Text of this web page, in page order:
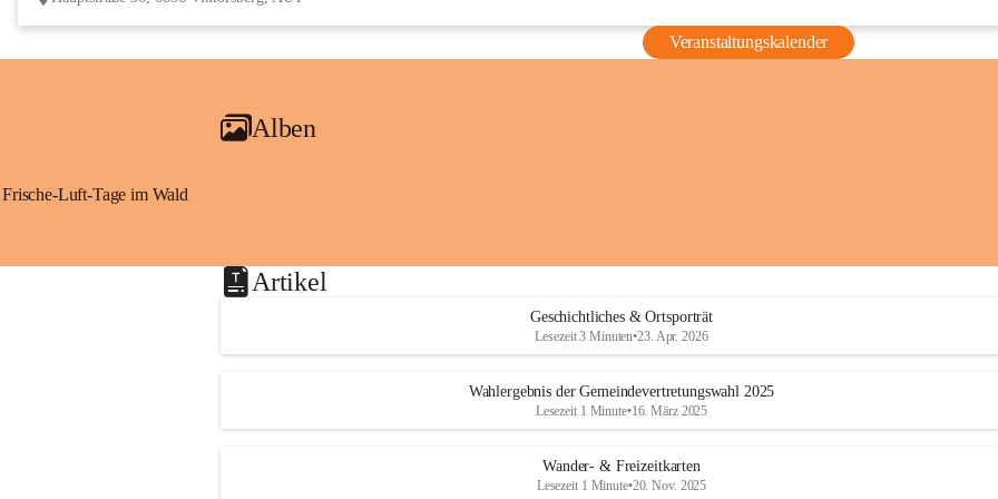
Veranstaltungskalender
Alben
Frische-Luft-Tage im Wald
Artikel
Geschichtliches & Ortsporträt
Lesezeit 3 Minuten•23. Apr. 2026
Wahlergebnis der Gemeindevertretungswahl 2025
Lesezeit 1 Minute•16. März 2025
Wander- & Freizeitkarten
Lesezeit 1 Minute•20. Nov. 2025